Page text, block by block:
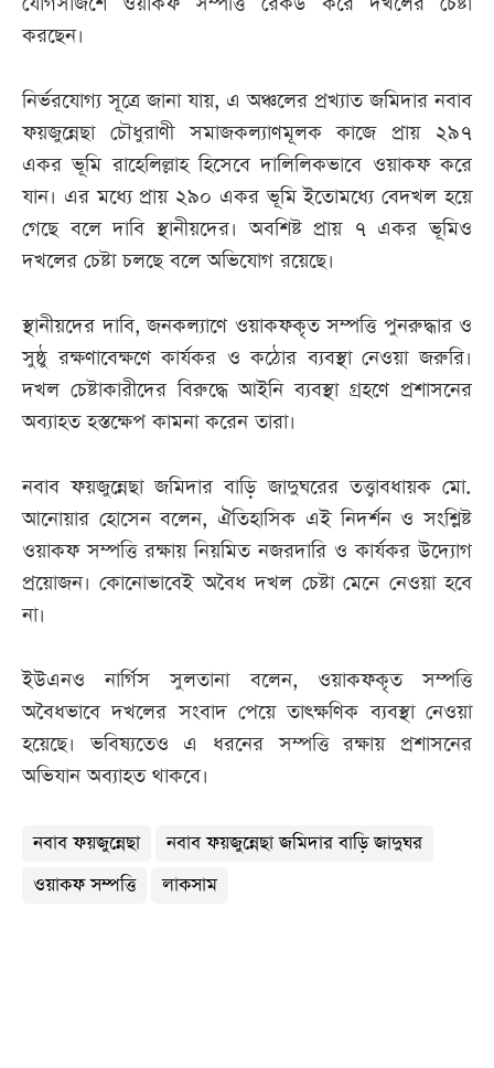
করছেন।
নির্ভরযোগ্য সূত্রে জানা যায়, এ অঞ্চলের প্রখ্যাত জমিদার নবাব
ফয়জুন্নেছা চৌধুরাণী সমাজকল্যাণমূলক কাজে প্রায় ২৯৭
একর ভূমি রাহেলিল্লাহ হিসেবে দালিলিকভাবে ওয়াকফ করে
যান। এর মধ্যে প্রায় ২৯০ একর ভূমি ইতোমধ্যে বেদখল হয়ে
গেছে বলে দাবি স্থানীয়দের। অবশিষ্ট প্রায় ৭ একর ভূমিও
দখলের চেষ্টা চলছে বলে অভিযোগ রয়েছে।
স্থানীয়দের দাবি, জনকল্যাণে ওয়াকফকৃত সম্পত্তি পুনরুদ্ধার ও
সুষ্ঠু রক্ষণাবেক্ষণে কার্যকর ও কঠোর ব্যবস্থা নেওয়া জরুরি।
দখল চেষ্টাকারীদের বিরুদ্ধে আইনি ব্যবস্থা গ্রহণে প্রশাসনের
অব্যাহত হস্তক্ষেপ কামনা করেন তারা।
নবাব ফয়জুন্নেছা জমিদার বাড়ি জাদুঘরের তত্ত্বাবধায়ক মো.
আনোয়ার হোসেন বলেন, ঐতিহাসিক এই নিদর্শন ও সংশ্লিষ্ট
ওয়াকফ সম্পত্তি রক্ষায় নিয়মিত নজরদারি ও কার্যকর উদ্যোগ
প্রয়োজন। কোনোভাবেই অবৈধ দখল চেষ্টা মেনে নেওয়া হবে
না।
ইউএনও নার্গিস সুলতানা বলেন, ওয়াকফকৃত সম্পত্তি
অবৈধভাবে দখলের সংবাদ পেয়ে তাৎক্ষণিক ব্যবস্থা নেওয়া
হয়েছে। ভবিষ্যতেও এ ধরনের সম্পত্তি রক্ষায় প্রশাসনের
অভিযান অব্যাহত থাকবে।
নবাব ফয়জুন্নেছা
নবাব ফয়জুন্নেছা জমিদার বাড়ি জাদুঘর
ওয়াকফ সম্পত্তি
লাকসাম